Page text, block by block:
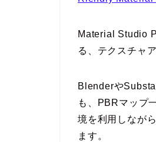
Material Studio
る、テクスチャ
Blenderや
も、PBRマップ
境を利用しなが
ます。